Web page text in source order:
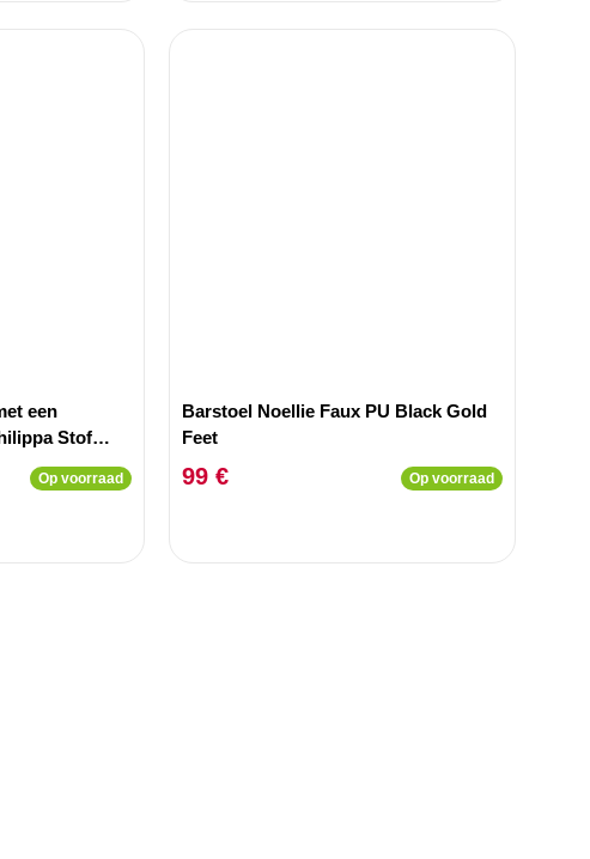
een
Stof
Op voorraad
Barstoel Noellie Faux PU Black Gold
Feet
99 € Op voorraad